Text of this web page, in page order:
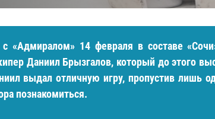
«Адмиралом» 14 февраля в составе
Даниил Брызгалов, который до этого
выдал отличную игру, пропустив лишь
познакомиться.